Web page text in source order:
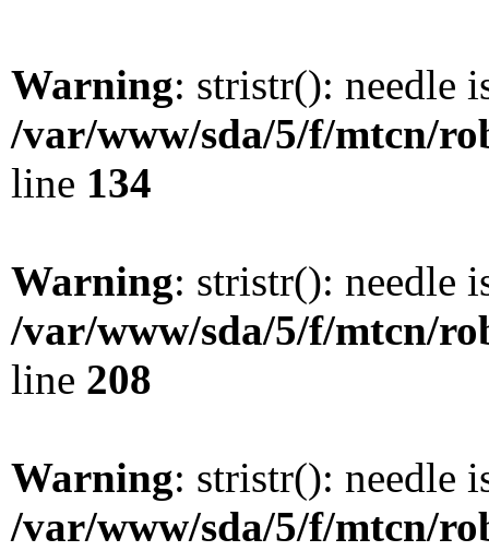
Warning: stristr(): needle
/var/www/sda/5/f/mtcn/
line 134
Warning: stristr(): needle
/var/www/sda/5/f/mtcn/
line 208
Warning: stristr(): needle
/var/www/sda/5/f/mtcn/